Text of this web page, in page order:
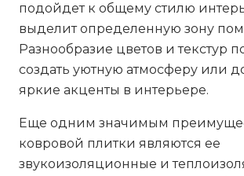
подойдет к общему стилю
выделит определенную зону
Разнообразие цветов и текстур
создать уютную атмосферу или
яркие акценты в интерьере.
Еще одним значимым
ковровой плитки являются ее
звукоизоляционные и